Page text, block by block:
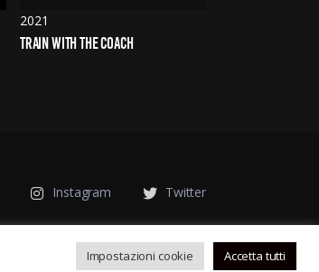
2021
TRAIN WITH THE COACH
Instagram Twitter
Privacy Policy
Impostazioni cookie Accetta tutti